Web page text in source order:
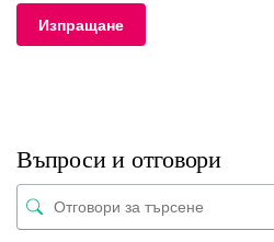
Въпроси и отговори